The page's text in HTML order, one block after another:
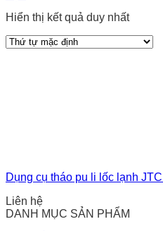
Hiển thị kết quả duy nhất
Dụng cụ tháo pu li lốc lạnh
Liên hệ
DANH MỤC SẢN PHẨM